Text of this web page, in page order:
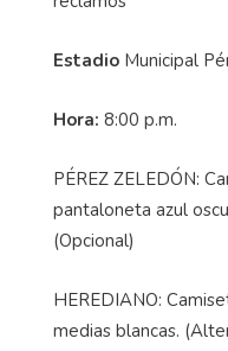
Estadio
Hora: 8:00 p.m.
PÉREZ ZELEDÓN:
pantaloneta azul
(Opcional)
HEREDIANO:
medias blancas.